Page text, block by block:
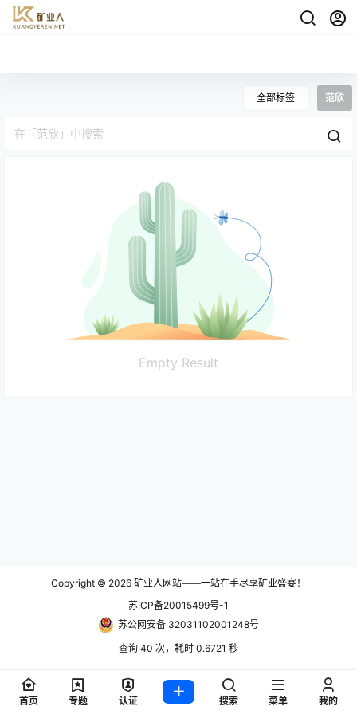
全部标签 范欣
Empty Result
Copyright © 2026 矿业人网站——一站在手尽享矿业盛宴！
苏ICP备20015499号-1
苏公网安备 32031102001248号
查询 40 次，耗时 0.6721 秒
首页 专题 认证 搜索 菜单 我的